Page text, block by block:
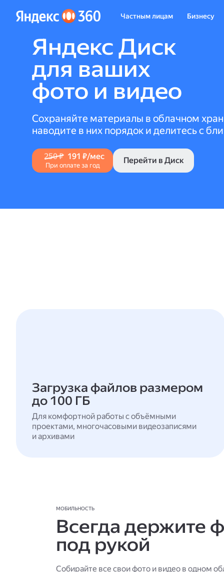
Частным лицам Бизнесу
Яндекс Диск
для ваших
фото и видео
Сохраняйте материалы в облачном
наводите в них порядок и делитесь с
250 ₽ 191 ₽/мес
При оплате за год
Перейти в Диск
Загрузка файлов размером
до 100 ГБ
Для комфортной работы с объёмными
проектами, многочасовыми видеозаписями
и архивами
МОБИЛЬНОСТЬ
Всегда держите
под рукой
Собирайте все свои фото и видео в одном